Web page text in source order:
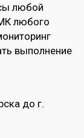
любой
любого
выполнение
до г.